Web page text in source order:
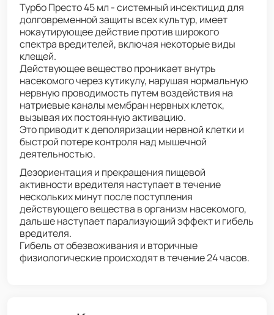
Турбо Престо 45 мл - системный инсектицид для
долговременной защиты всех культур, имеет
нокаутирующее действие против широкого
спектра вредителей, включая некоторые виды
клещей.
Действующее вещество проникает внутрь
насекомого через кутикулу, нарушая нормальную
нервную проводимость путем воздействия на
натриевые каналы мембран нервных клеток,
вызывая их постоянную активацию.
Это приводит к деполяризации нервной клетки и
быстрой потере контроля над мышечной
деятельностью.
Дезориентация и прекращения пищевой
активности вредителя наступает в течение
нескольких минут после поступления
действующего вещества в организм насекомого,
дальше наступает парализующий эффект и гибель
вредителя.
Гибель от обезвоживания и вторичные
физиологические происходят в течение 24 часов.